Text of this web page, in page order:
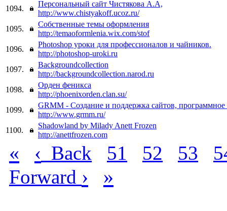
1094.
Персональный сайт Чистякова А.А,
http://www.chistyakoff.ucoz.ru/
1095.
Собственные темы оформления
http://temaoformlenia.wix.com/stof
1096.
Photoshop уроки для профессионалов и чайников.
http://photoshop-uroki.ru
1097.
Backgroundcollection
http://backgroundcollection.narod.ru
1098.
Орден феникса
http://phoenixorden.clan.su/
1099.
GRMM - Создание и поддержка сайтов, программное
http://www.grmm.ru/
1100.
Shadowland by Milady Anett Frozen
http://anettfrozen.com
« ‹ Back 51 52 53
Forward › »